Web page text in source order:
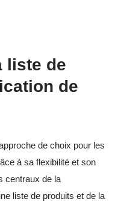
liste de
de
de choix pour les
à sa flexibilité et son
centraux de la
liste de produits et de la